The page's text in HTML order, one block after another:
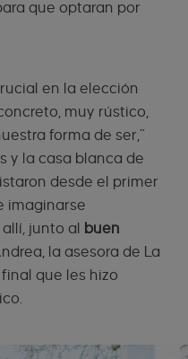
que optaran por
en la elección
muy rústico,
forma de ser,”
y la casa blanca de
desde el primer
imaginarse
junto al
buen
la asesora de La
que les hizo